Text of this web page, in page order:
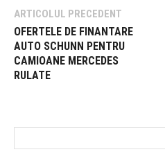
ARTICOLUL PRECEDENT
OFERTELE DE FINANTARE
AUTO SCHUNN PENTRU
CAMIOANE MERCEDES
RULATE